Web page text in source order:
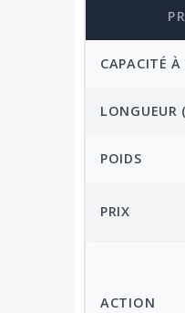
CAPACITÉ
LONGUEUR
POIDS
PRIX
ACTION